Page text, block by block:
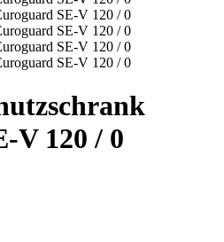
V 120 / 0